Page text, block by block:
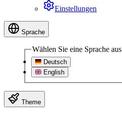
Einstellungen
Sprache
Wählen Sie eine Sprache aus
Deutsch
English
Theme